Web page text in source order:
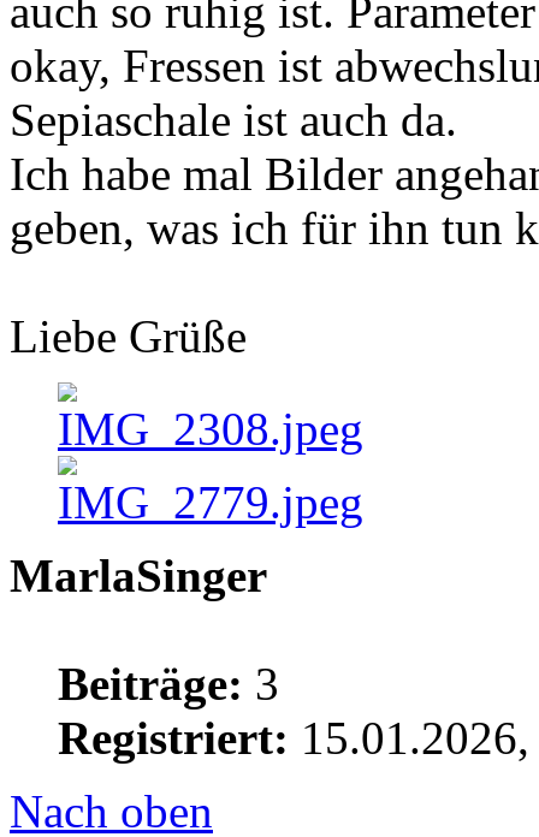
auch so ruhig ist.
okay, Fressen ist
Sepiaschale ist auch da.
Ich habe mal Bilder
geben, was ich für ihn tun
Liebe Grüße
MarlaSinger
Beiträge: 3
Registriert:
Nach oben